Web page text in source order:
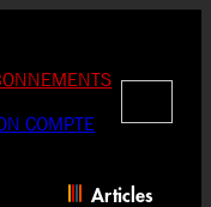
COMPTE
Articles